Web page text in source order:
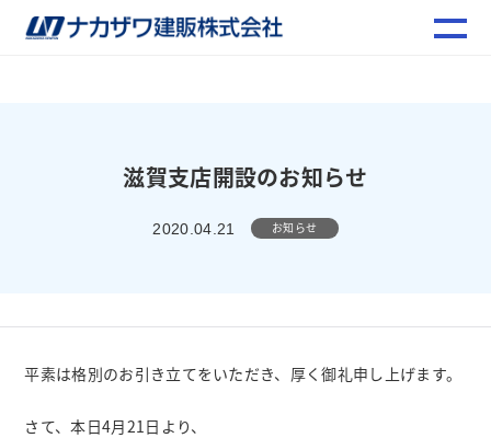
滋賀支店開設のお知らせ
2020.04.21 お知らせ
平素は格別のお引き立てをいただき、厚く御礼申し上げます。
さて、本日4月21日より、